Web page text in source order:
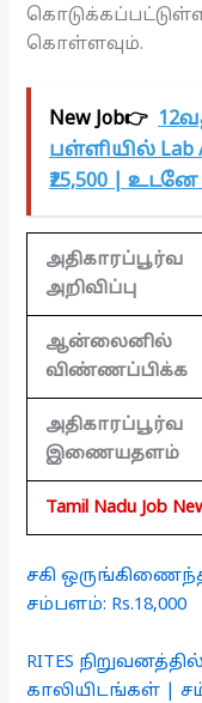
கொள்ளவும்.
New Job👉
பள்ளியில்
₹25,500 |
அதிகாரப்பூர்வ
அறிவிப்பு
ஆன்லைனில்
விண்ணப்பிக்க
அதிகாரப்பூர்வ
இணையதளம்
Tamil Nadu Job
சகி
சம்பளம்: Rs.18,000
RITES
காலியிடங்கள் |